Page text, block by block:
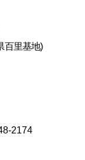
百里基地)
2174